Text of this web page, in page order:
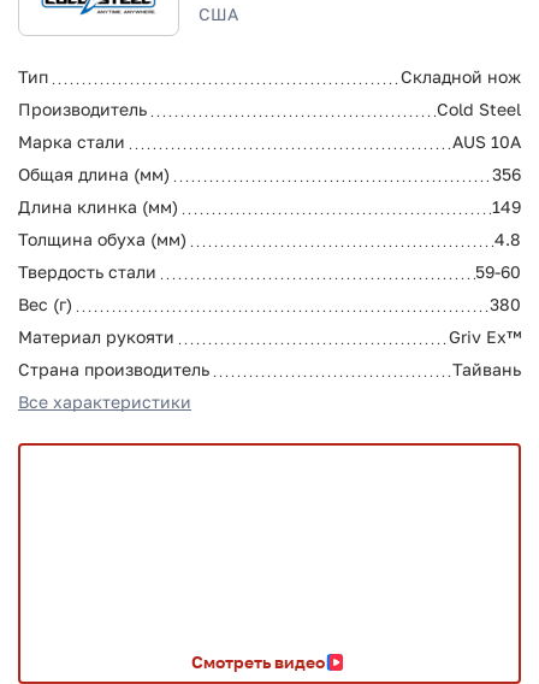
США
Тип
Складной нож
Производитель
Cold Steel
Марка стали
AUS 10A
Общая длина (мм)
356
Длина клинка (мм)
149
Толщина обуха (мм)
4.8
Твердость стали
59-60
Вес (г)
380
Материал рукояти
Griv Ex™
Страна производитель
Тайвань
Все характеристики
Смотреть видео